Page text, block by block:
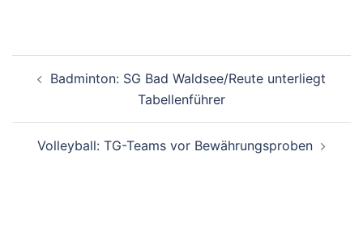
Badminton: SG Bad Waldsee/Reute unterliegt
Tabellenführer
Volleyball: TG-Teams vor Bewährungsproben